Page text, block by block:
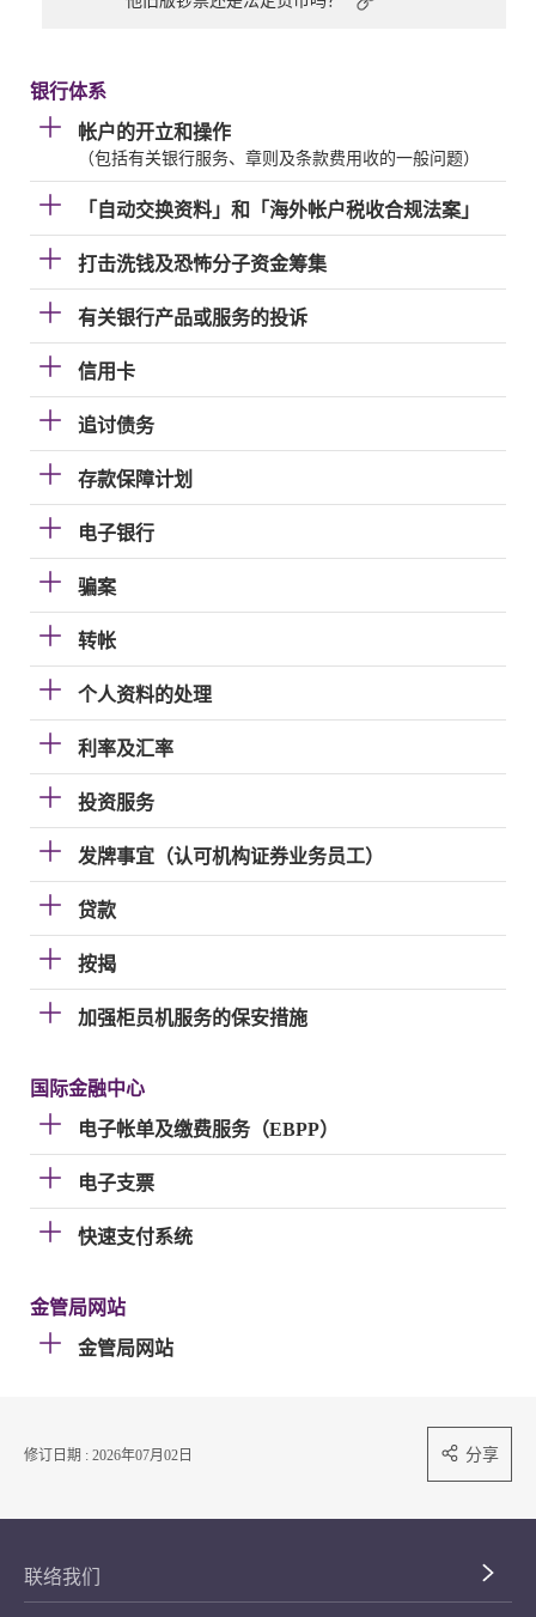
银行体系
帐户的开立和操作
（包括有关银行服务、章则及条款费用收的一般问题）
「自动交换资料」和「海外帐户税收合规法案」
打击洗钱及恐怖分子资金筹集
有关银行产品或服务的投诉
信用卡
追讨债务
存款保障计划
电子银行
骗案
转帐
个人资料的处理
利率及汇率
投资服务
发牌事宜（认可机构证券业务员工）
贷款
按揭
加强柜员机服务的保安措施
国际金融中心
电子帐单及缴费服务（EBPP）
电子支票
快速支付系统
金管局网站
金管局网站
修订日期 : 2026年07月02日 分享
联络我们